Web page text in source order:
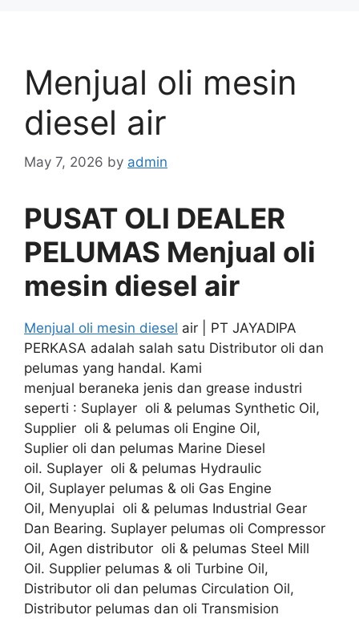
Menjual oli mesin
diesel air
May 7, 2026 by admin
PUSAT OLI DEALER
PELUMAS Menjual oli
mesin diesel air
Menjual oli mesin diesel air | PT JAYADIPA
PERKASA adalah salah satu Distributor oli dan
pelumas yang handal. Kami
menjual beraneka jenis dan grease industri
seperti : Suplayer oli & pelumas Synthetic Oil,
Supplier oli & pelumas oli Engine Oil,
Suplier oli dan pelumas Marine Diesel
oil. Suplayer oli & pelumas Hydraulic
Oil, Suplayer pelumas & oli Gas Engine
Oil, Menyuplai oli & pelumas Industrial Gear
Dan Bearing. Suplayer pelumas oli Compressor
Oil, Agen distributor oli & pelumas Steel Mill
Oil. Supplier pelumas & oli Turbine Oil,
Distributor oli dan pelumas Circulation Oil,
Distributor pelumas dan oli Transmision